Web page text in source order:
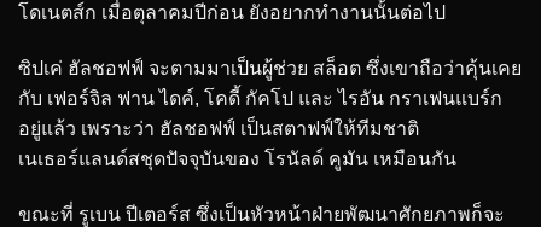
โดเนตส์ก เมื่อตุลาคมปีก่อน ยังอยากทำงานนั้นต่อไป
ซิปเค่ ฮัลชอฟฟ์ จะตามมาเป็นผู้ช่วย สล็อต ซึ่งเขาถือว่าคุ้นเคย
กับ เฟอร์จิล ฟาน ไดค์, โคดี้ กัคโป และ ไรอัน กราเฟนแบร์ก
อยู่แล้ว เพราะว่า ฮัลชอฟฟ์ เป็นสตาฟฟ์ให้ทีมชาติ
เนเธอร์แลนด์สชุดปัจจุบันของ โรนัลด์ คูมัน เหมือนกัน
ขณะที่ รูเบน ปีเตอร์ส ซึ่งเป็นหัวหน้าฝ่ายพัฒนาศักยภาพก็จะ